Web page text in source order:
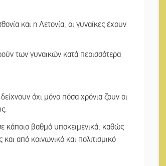
και η Λετονία, οι γυναίκες έχουν
των γυναικών κατά περισσότερα
όχι μόνο πόσα χρόνια ζουν οι
κάποιο βαθμό υποκειμενικά, καθώς
από κοινωνικό και πολιτισμικό